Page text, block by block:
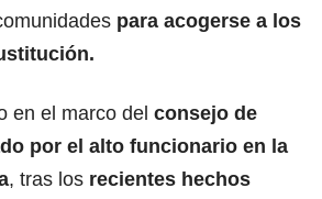
para acogerse a los
en el marco del consejo de
por el alto funcionario en la
, tras los recientes hechos